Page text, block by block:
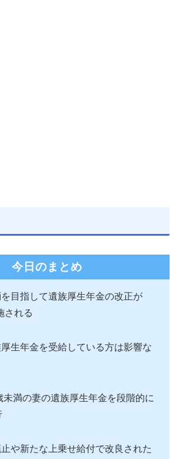
今日のまとめ
目指して遺族厚生年金の改正が
される
生年金を受給している方は影響な
未満の妻の遺族厚生年金を段階的に
や新たな上乗せ給付で改良された